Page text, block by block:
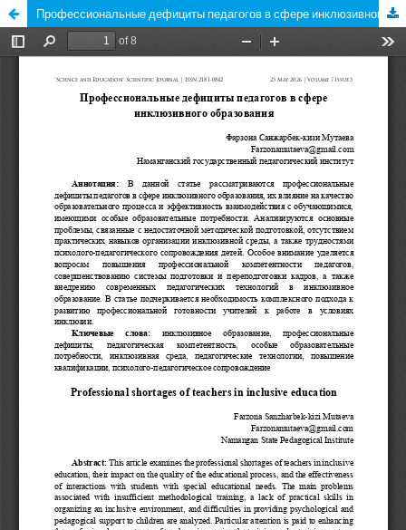
Профессиональные дефициты педагогов в сфере инклюзивного образования